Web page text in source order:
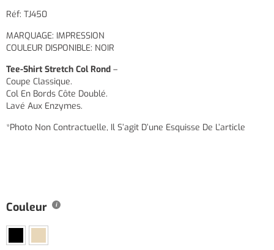
Réf: TJ450
MARQUAGE: IMPRESSION
COULEUR DISPONIBLE: NOIR
Tee-Shirt Stretch Col Rond –
Coupe Classique.
Col En Bords Côte Doublé.
Lavé Aux Enzymes.
*Photo Non Contractuelle, Il S’agit D’une Esquisse De L’article
Couleur